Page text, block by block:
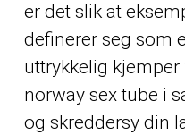
er det slik at
definerer seg som
uttrykkelig
norway sex tube i
og skreddersy din